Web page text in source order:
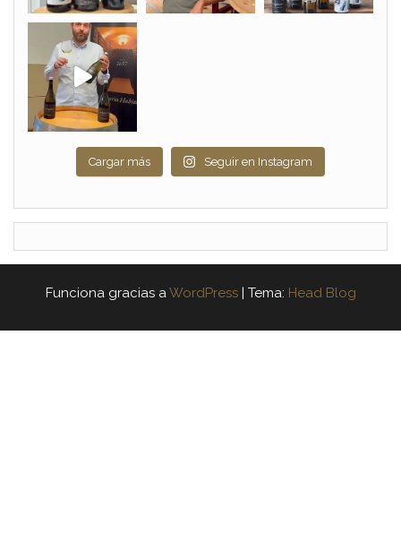
Cargar más Seguir en Instagram
Funciona gracias aWordPress | Tema: Head Blog